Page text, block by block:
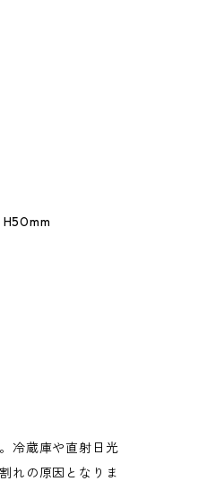
冷蔵庫や直射日光
れの原因となりま